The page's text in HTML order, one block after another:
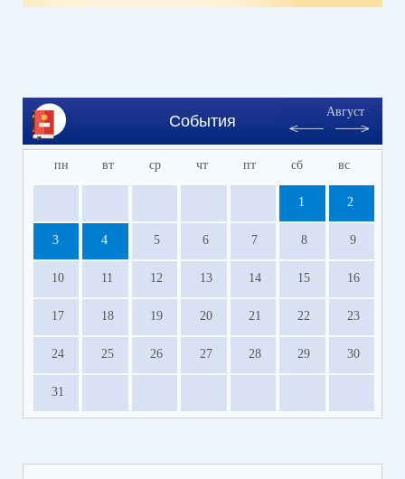
События
Август
пн вт ср чт пт сб вс
1 2
3 4 5 6 7 8 9
10 11 12 13 14 15 16
17 18 19 20 21 22 23
24 25 26 27 28 29 30
31